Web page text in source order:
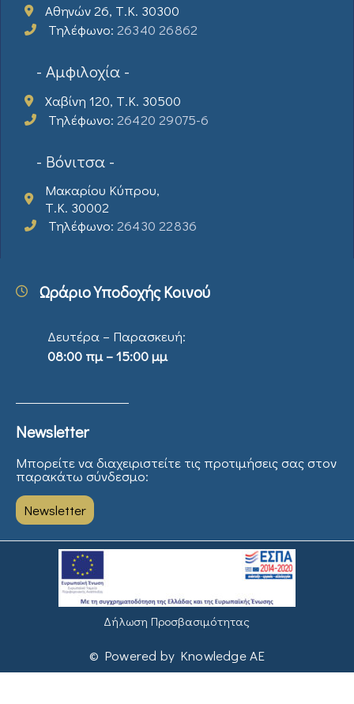
Αθηνών 26, Τ.Κ. 30300
Τηλέφωνο: 26340 26862
- Αμφιλοχία -
Χαβίνη 120, Τ.Κ. 30500
Τηλέφωνο: 26420 29075-6
- Βόνιτσα -
Μακαρίου Κύπρου,
Τ.Κ. 30002
Τηλέφωνο: 26430 22836
Ωράριο Υποδοχής Κοινού
Δευτέρα – Παρασκευή:
08:00 πμ – 15:00 μμ
Newsletter
Μπορείτε να διαχειριστείτε τις προτιμήσεις σας στον
παρακάτω σύνδεσμο:
Newsletter
Δήλωση Προσβασιμότητας
© Powered by Knowledge AE